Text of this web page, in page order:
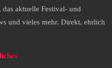
aktuelle Festival- und
und vieles mehr. Direkt, ehrlich